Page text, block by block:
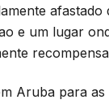
e um lugar
Aruba para as